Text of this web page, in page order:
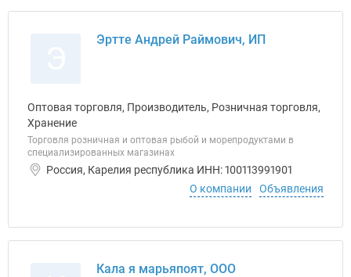
Эртте Андрей Раймович, ИП
Оптовая торговля, Производитель, Розничная торговля,
Хранение
Торговля розничная и оптовая рыбой и морепродуктами в
специализированных магазинах
Россия, Карелия республика ИНН: 100113991901
О компании
Объявления
Кала я марьяпоят, ООО